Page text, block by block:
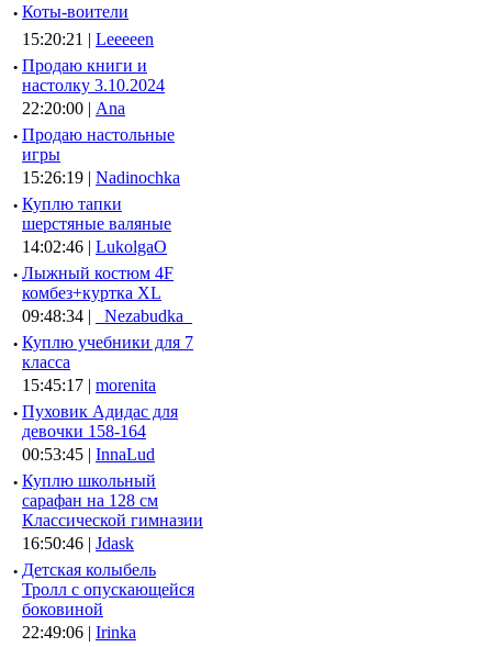
· Коты-воители
15:20:21 | Leeeeen
· Продаю книги и
настолку 3.10.2024
22:20:00 | Ana
· Продаю настольные
игры
15:26:19 | Nadinochka
· Куплю тапки
шерстяные валяные
14:02:46 | LukolgaO
· Лыжный костюм 4F
комбез+куртка XL
09:48:34 |
_Nezabudka_
· Куплю учебники для 7
класса
15:45:17 | morenita
· Пуховик Адидас для
девочки 158-164
00:53:45 | InnaLud
· Куплю школьный
сарафан на 128 см
Классической гимназии
16:50:46 | Jdask
· Детская колыбель
Тролл с опускающейся
боковиной
22:49:06 | Irinka